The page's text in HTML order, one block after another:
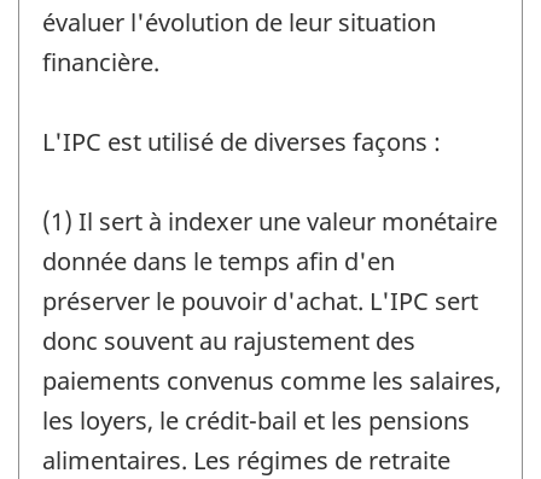
évaluer l'évolution de leur situation
financière.
L'IPC est utilisé de diverses façons :
(1) Il sert à indexer une valeur monétaire
donnée dans le temps afin d'en
préserver le pouvoir d'achat. L'IPC sert
donc souvent au rajustement des
paiements convenus comme les salaires,
les loyers, le crédit-bail et les pensions
alimentaires. Les régimes de retraite